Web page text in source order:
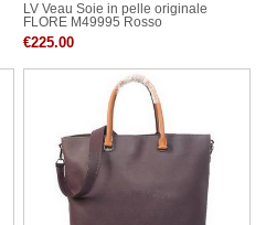
LV Veau Soie in pelle originale
FLORE M49995 Rosso
€225.00